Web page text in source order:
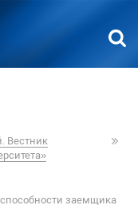
Вестник
заемщика